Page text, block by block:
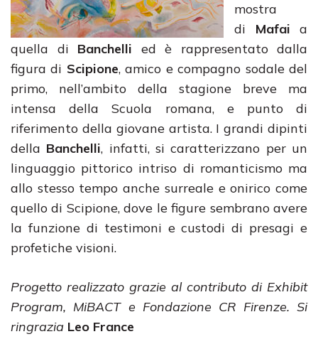
mostra
di Mafai a
quella di Banchelli ed è rappresentato dalla
figura di Scipione, amico e compagno sodale del
primo, nell’ambito della stagione breve ma
intensa della Scuola romana, e punto di
riferimento della giovane artista. I grandi dipinti
della Banchelli, infatti, si caratterizzano per un
linguaggio pittorico intriso di romanticismo ma
allo stesso tempo anche surreale e onirico come
quello di Scipione, dove le figure sembrano avere
la funzione di testimoni e custodi di presagi e
profetiche visioni.
Progetto realizzato grazie al contributo di Exhibit
Program, MiBACT e Fondazione CR Firenze. Si
ringrazia Leo France